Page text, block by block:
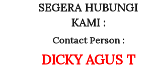
SEGERA HUBUNGI
KAMI :
Contact Person :
DICKY AGUS T